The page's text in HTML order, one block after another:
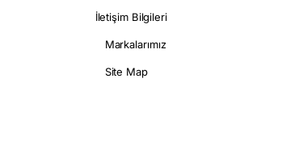
İletişim Bilgileri
Markalarımız
Site Map